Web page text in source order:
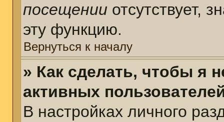
посещении отсутствует,
эту функцию.
Вернуться к началу
» Как сделать, чтобы я
активных
В настройках личного